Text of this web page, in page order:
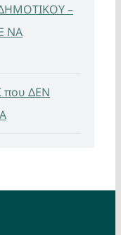
–
ΝΑ
που ΔΕΝ